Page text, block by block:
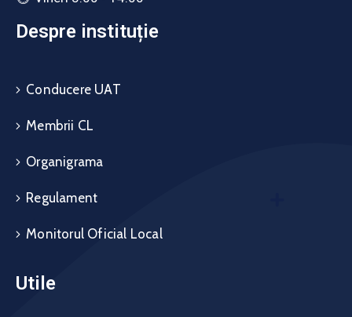
Despre instituție
Conducere UAT
Membrii CL
Organigrama
Regulament
Monitorul Oficial Local
Utile